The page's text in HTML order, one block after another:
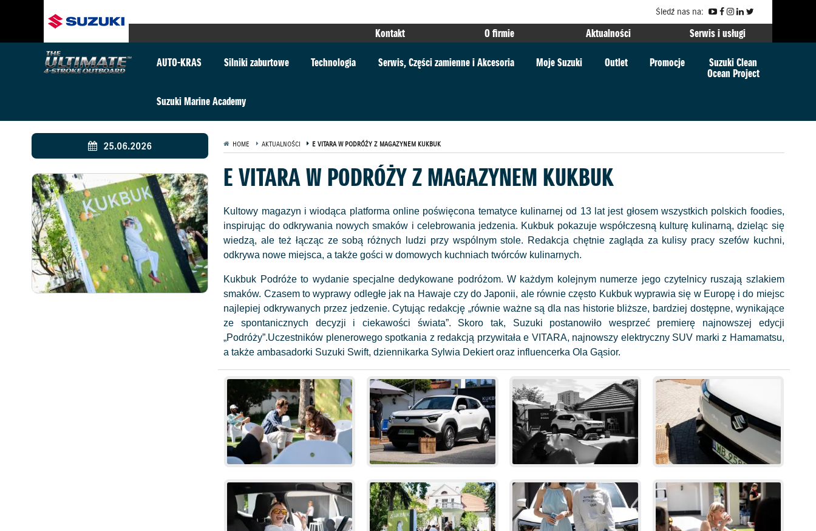
Śledź nas na:
Kontakt O firmie Aktualności Serwis i usługi
AUTO-KRAS Silniki zaburtowe Technologia Serwis, Części zamienne i Akcesoria Moje Suzuki Outlet Promocje Suzuki Clean
Ocean Project
Suzuki Marine Academy
25.06.2026 HOME AKTUALNOŚCI E VITARA W PODRÓŻY Z MAGAZYNEM KUKBUK
E VITARA W PODRÓŻY Z MAGAZYNEM KUKBUK
Kultowy magazyn i wiodąca platforma online poświęcona tematyce kulinarnej od 13 lat jest głosem wszystkich polskich foodies,
inspirując do odkrywania nowych smaków i celebrowania jedzenia. Kukbuk pokazuje współczesną kulturę kulinarną, dzieląc się
wiedzą, ale też łącząc ze sobą różnych ludzi przy wspólnym stole. Redakcja chętnie zagląda za kulisy pracy szefów kuchni,
odkrywa nowe miejsca, a także gości w domowych kuchniach twórców kulinarnych.
Kukbuk Podróże to wydanie specjalne dedykowane podróżom. W każdym kolejnym numerze jego czytelnicy ruszają szlakiem
smaków. Czasem to wyprawy odległe jak na Hawaje czy do Japonii, ale równie często Kukbuk wyprawia się w Europę i do miejsc
najlepiej odkrywanych przez jedzenie. Cytując redakcję „równie ważne są dla nas historie bliższe, bardziej dostępne, wynikające
ze spontanicznych decyzji i ciekawości świata”. Skoro tak, Suzuki postanowiło wesprzeć premierę najnowszej edycji
„Podróży”.Uczestników plenerowego spotkania z redakcją przywitała e VITARA, najnowszy elektryczny SUV marki z Hamamatsu,
a także ambasadorki Suzuki Swift, dziennikarka Sylwia Dekiert oraz influencerka Ola Gąsior.